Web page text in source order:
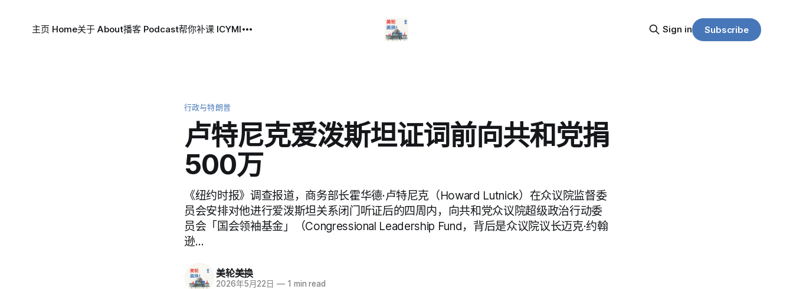
主页 Home关于 About播客 Podcast帮你补课 ICYMI Sign in Subscribe
行政与特朗普
卢特尼克爱泼斯坦证词前向共和党捐
500万
《纽约时报》调查报道，商务部长霍华德·卢特尼克（Howard Lutnick）在众议院监督委
员会安排对他进行爱泼斯坦关系闭门听证后的四周内，向共和党众议院超级政治行动委
员会「国会领袖基金」（Congressional Leadership Fund，背后是众议院议长迈克·约翰
逊…
美轮美换
2026年5月22日 — 1 min read